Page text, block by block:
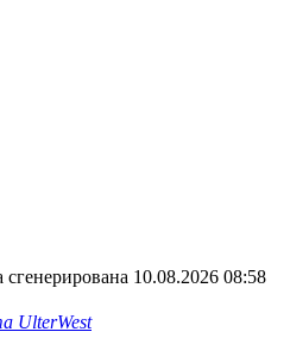
10.08.2026 08:58
UlterWest